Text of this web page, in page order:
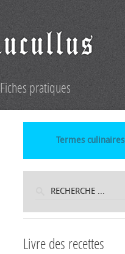
Fiches pratiques
Termes culinaires
Livre des recettes